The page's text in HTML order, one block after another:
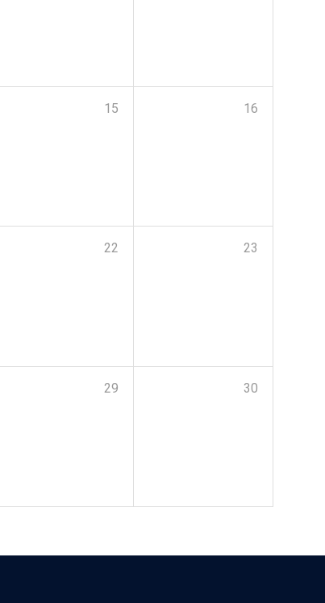
15 16
22 23
29 30